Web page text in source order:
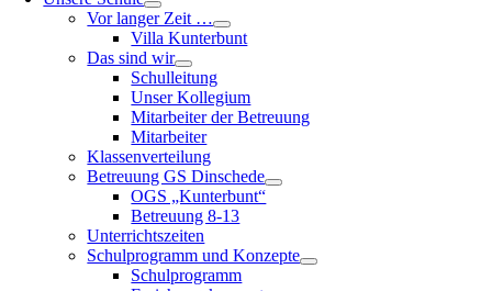
Vor langer Zeit …
Villa Kunterbunt
Das sind wir
Schulleitung
Unser Kollegium
Mitarbeiter der Betreuung
Mitarbeiter
Klassenverteilung
Betreuung GS Dinschede
OGS „Kunterbunt“
Betreuung 8-13
Unterrichtszeiten
Schulprogramm und Konzepte
Schulprogramm